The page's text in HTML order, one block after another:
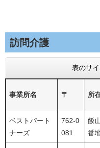
訪問介護
表のサ
事業所名 〒 所
ベストパート
ナーズ
762-0
081
飯
番